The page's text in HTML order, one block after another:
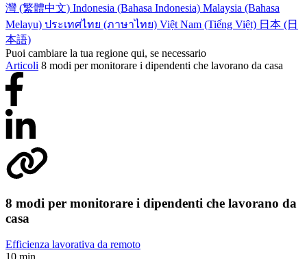
灣 (繁體中文) Indonesia (Bahasa Indonesia) Malaysia (Bahasa
Melayu) ประเทศไทย (ภาษาไทย) Việt Nam (Tiếng Việt) 日本 (日
本語)
Puoi cambiare la tua regione qui, se necessario
Articoli 8 modi per monitorare i dipendenti che lavorano da casa
8 modi per monitorare i dipendenti che lavorano da
casa
Efficienza lavorativa da remoto